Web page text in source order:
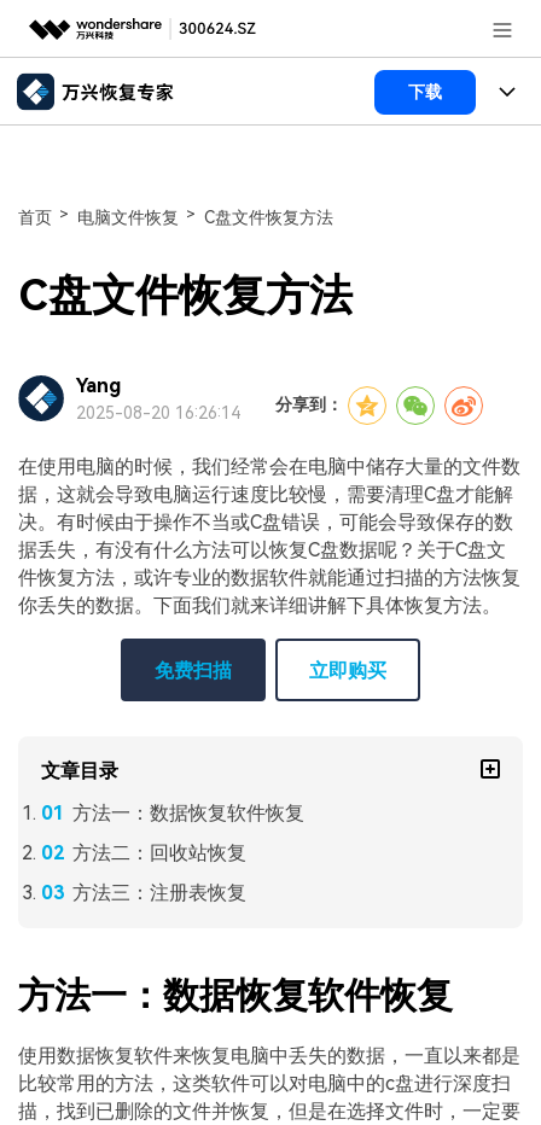
推荐产品
新闻中心
关于万兴
帮助中心
客服热线：4000-300624
下载
数据恢复
使用教程
文章资讯
破损文件修复
常见问题
登录 立即购买
首页 > 电脑文件恢复 > C盘文件恢复方法
C盘文件恢复方法
Yang
2025-08-20 16:26:14 分享到：
在使用电脑的时候，我们经常会在电脑中储存大量的文件数
据，这就会导致电脑运行速度比较慢，需要清理C盘才能解
决。有时候由于操作不当或C盘错误，可能会导致保存的数
据丢失，有没有什么方法可以恢复C盘数据呢？关于C盘文
件恢复方法，或许专业的数据软件就能通过扫描的方法恢复
你丢失的数据。下面我们就来详细讲解下具体恢复方法。
免费扫描 立即购买
文章目录
方法一：数据恢复软件恢复
方法二：回收站恢复
方法三：注册表恢复
方法一：数据恢复软件恢复
使用数据恢复软件来恢复电脑中丢失的数据，一直以来都是
比较常用的方法，这类软件可以对电脑中的c盘进行深度扫
描，找到已删除的文件并恢复，但是在选择文件时，一定要